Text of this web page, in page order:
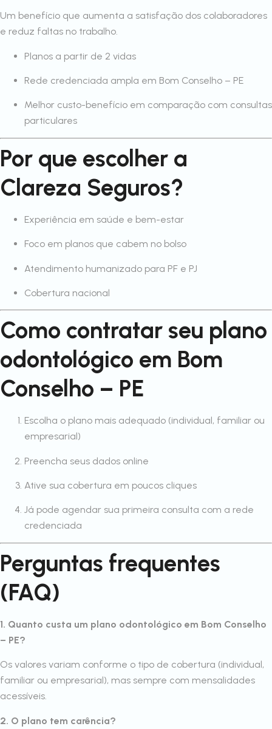
Um benefício que aumenta a satisfação dos colaboradores
e reduz faltas no trabalho.
Planos a partir de 2 vidas
Rede credenciada ampla em Bom Conselho – PE
Melhor custo-benefício em comparação com consultas
particulares
Por que escolher a
Clareza Seguros?
Experiência em saúde e bem-estar
Foco em planos que cabem no bolso
Atendimento humanizado para PF e PJ
Cobertura nacional
Como contratar seu plano
odontológico em Bom
Conselho – PE
Escolha o plano mais adequado (individual, familiar ou
empresarial)
Preencha seus dados online
Ative sua cobertura em poucos cliques
Já pode agendar sua primeira consulta com a rede
credenciada
Perguntas frequentes
(FAQ)
1. Quanto custa um plano odontológico em Bom Conselho
– PE?
Os valores variam conforme o tipo de cobertura (individual,
familiar ou empresarial), mas sempre com mensalidades
acessíveis.
2. O plano tem carência?